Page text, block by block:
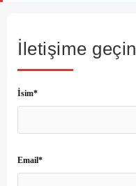
İletişime geçin
İsim*
Email*